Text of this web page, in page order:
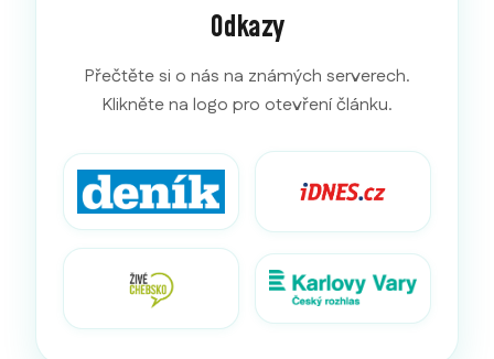
Odkazy
Přečtěte si o nás na známých serverech.
Klikněte na logo pro otevření článku.